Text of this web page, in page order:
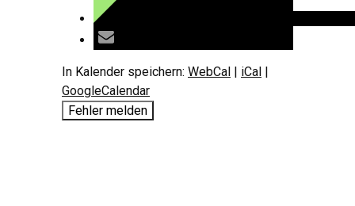
In Kalender speichern: WebCal | iCal |
GoogleCalendar
Fehler melden